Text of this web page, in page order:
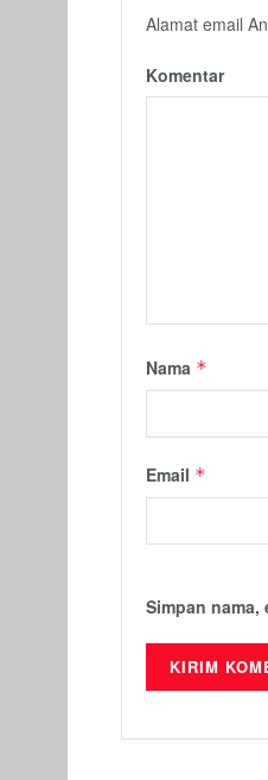
Alamat email
Komentar
Nama *
Email *
Simpan